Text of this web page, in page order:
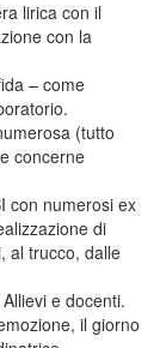
lirica con il
con la
– come
(tutto
concerne
con numerosi ex
di
al trucco, dalle
e docenti.
il giorno